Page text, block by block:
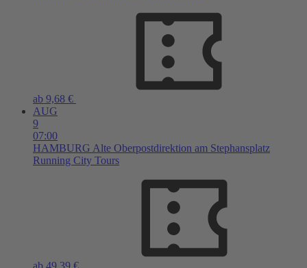
ab 9,68 €
AUG
9
07:00
HAMBURG Alte Oberpostdirektion am Stephansplatz
Running City Tours
ab 49,39 €